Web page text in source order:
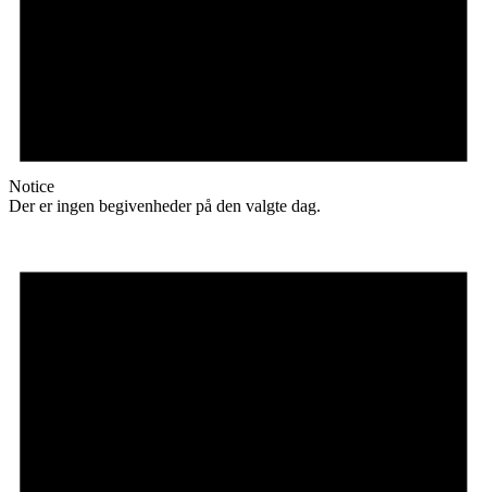
Notice
Der er ingen begivenheder på den valgte dag.